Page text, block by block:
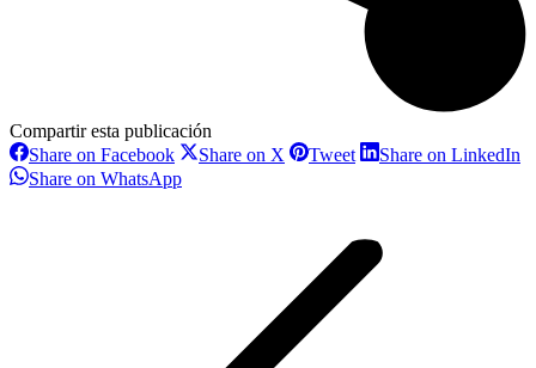
Compartir esta publicación
Share on FacebookShare
on
Facebook
Share on X ShareTweetShareShare on LinkedIn
Share on WhatsAppShare